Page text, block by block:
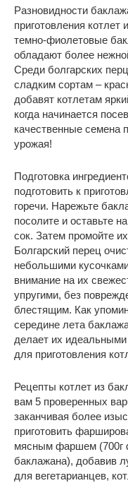
Разновидности
приготовления
темно-фиолетовые
обладают более
Среди болгарских
сладким сортам –
добавят котлетам
когда начинается
качественные семена
урожая!
Подготовка
подготовить к
горечи. Нарежьте
посолите и оставьте
сок. Затем промойте
Болгарский перец
небольшими
внимание на их
упругими, без
блестящим. Как
середине лета
делает их идеальными
для приготовления
Рецепты котлет из
вам 5 проверенных
заканчивая более
приготовить
мясным фаршем (700г
баклажана), добавив
для вегетарианцев,